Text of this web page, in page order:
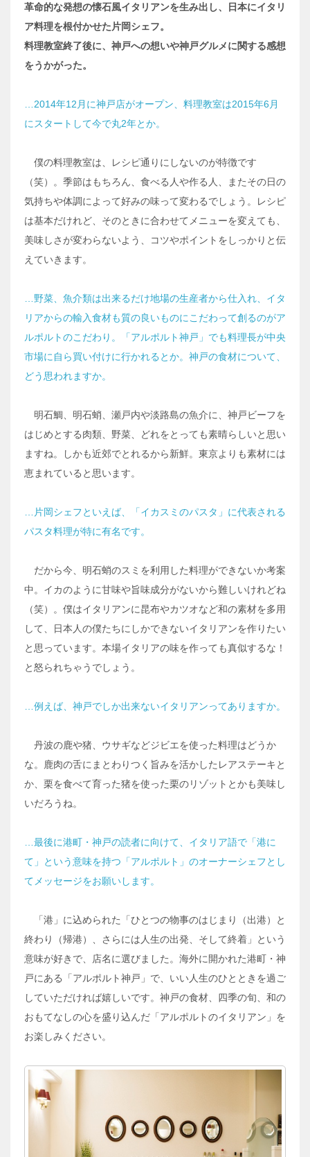
革命的な発想の懐石風イタリアンを生み出し、日本にイタリ
ア料理を根付かせた片岡シェフ。
料理教室終了後に、神戸への想いや神戸グルメに関する感想
をうかがった。
…2014年12月に神戸店がオープン、料理教室は2015年6月
にスタートして今で丸2年とか。
僕の料理教室は、レシピ通りにしないのが特徴です
（笑）。季節はもちろん、食べる人や作る人、またその日の
気持ちや体調によって好みの味って変わるでしょう。レシピ
は基本だけれど、そのときに合わせてメニューを変えても、
美味しさが変わらないよう、コツやポイントをしっかりと伝
えていきます。
…野菜、魚介類は出来るだけ地場の生産者から仕入れ、イタ
リアからの輸入食材も質の良いものにこだわって創るのがア
ルポルトのこだわり。「アルポルト神戸」でも料理長が中央
市場に自ら買い付けに行かれるとか。神戸の食材について、
どう思われますか。
明石鯛、明石蛸、瀬戸内や淡路島の魚介に、神戸ビーフを
はじめとする肉類、野菜、どれをとっても素晴らしいと思い
ますね。しかも近郊でとれるから新鮮。東京よりも素材には
恵まれていると思います。
…片岡シェフといえば、「イカスミのパスタ」に代表される
パスタ料理が特に有名です。
だから今、明石蛸のスミを利用した料理ができないか考案
中。イカのように甘味や旨味成分がないから難しいけれどね
（笑）。僕はイタリアンに昆布やカツオなど和の素材を多用
して、日本人の僕たちにしかできないイタリアンを作りたい
と思っています。本場イタリアの味を作っても真似するな！
と怒られちゃうでしょう。
…例えば、神戸でしか出来ないイタリアンってありますか。
丹波の鹿や猪、ウサギなどジビエを使った料理はどうか
な。鹿肉の舌にまとわりつく旨みを活かしたレアステーキと
か、栗を食べて育った猪を使った栗のリゾットとかも美味し
いだろうね。
…最後に港町・神戸の読者に向けて、イタリア語で「港に
て」という意味を持つ「アルポルト」のオーナーシェフとし
てメッセージをお願いします。
「港」に込められた「ひとつの物事のはじまり（出港）と
終わり（帰港）、さらには人生の出発、そして終着」という
意味が好きで、店名に選びました。海外に開かれた港町・神
戸にある「アルポルト神戸」で、いい人生のひとときを過ご
していただければ嬉しいです。神戸の食材、四季の旬、和の
おもてなしの心を盛り込んだ「アルポルトのイタリアン」を
お楽しみください。